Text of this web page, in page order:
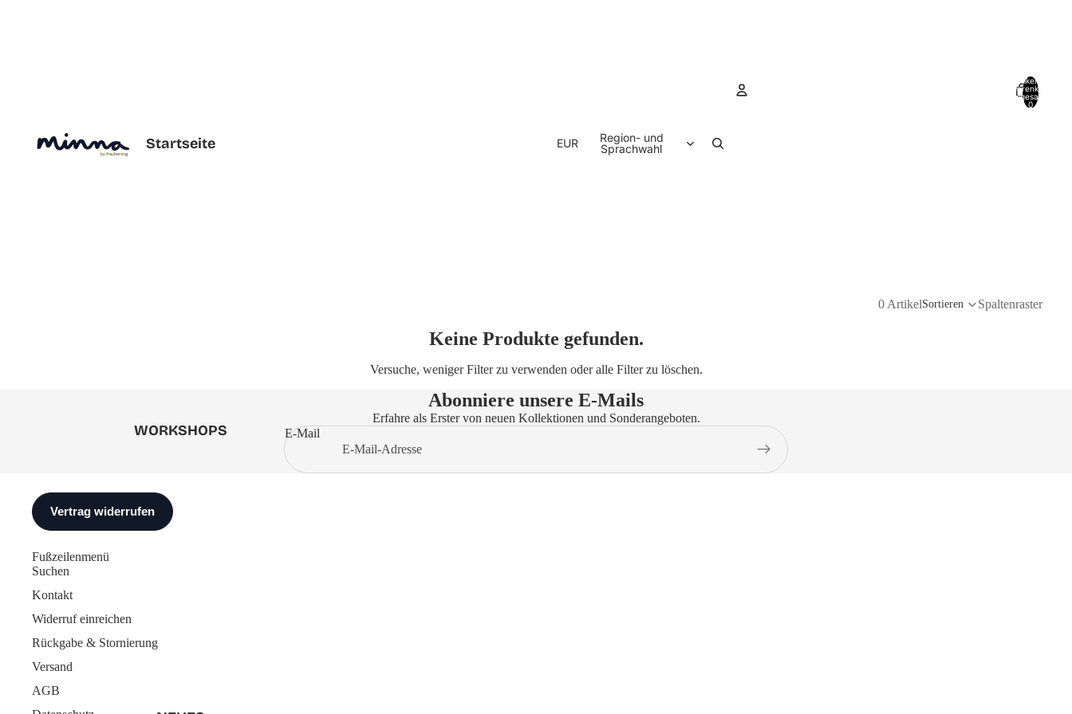
Startseite
WORKSHOPS
EUR
Region- und
Sprachwahl
Artikel im
Warenkorb
insgesamt:
0
0 ArtikelSortieren Spaltenraster
Keine Produkte gefunden.
Versuche, weniger Filter zu verwenden oderalle Filter zu löschen.
Abonniere unsere E-Mails
Erfahre als Erster von neuen Kollektionen und Sonderangeboten.
E-Mail
Fußzeilenmenü
Suchen
Kontakt
Widerruf einreichen
Rückgabe & Stornierung
Versand
AGB